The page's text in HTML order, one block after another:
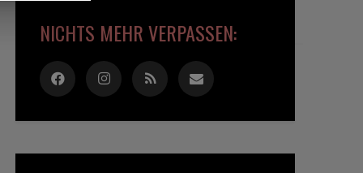
NICHTS MEHR VERPASSEN: